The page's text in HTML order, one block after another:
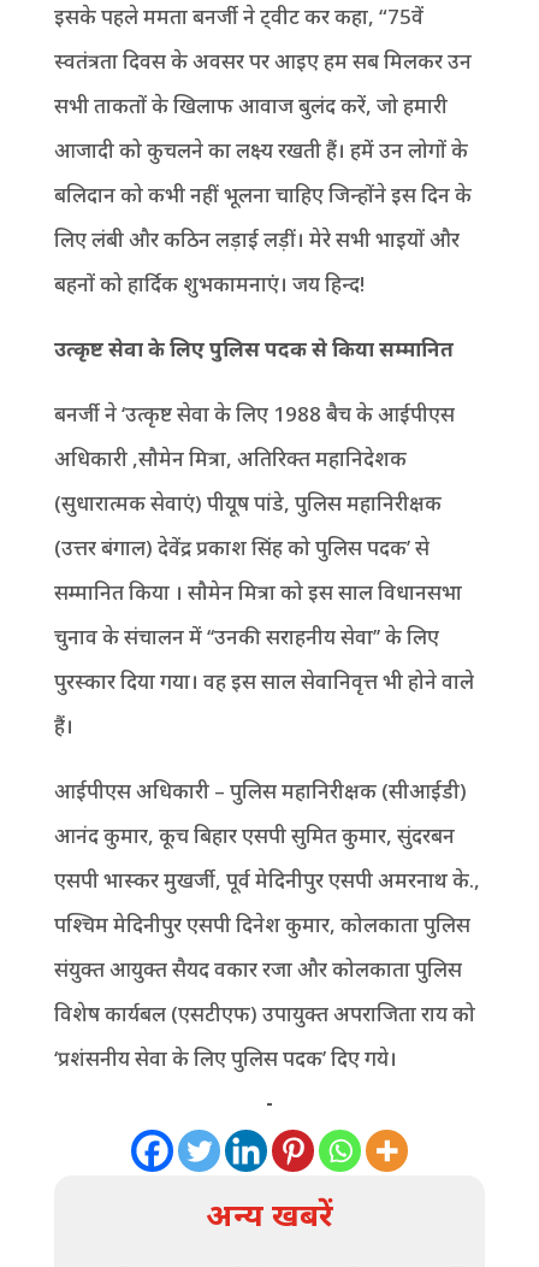
इसके पहले ममता बनर्जी ने ट्वीट कर कहा, “75वें
स्वतंत्रता दिवस के अवसर पर आइए हम सब मिलकर उन
सभी ताकतों के खिलाफ आवाज बुलंद करें, जो हमारी
आजादी को कुचलने का लक्ष्य रखती हैं। हमें उन लोगों के
बलिदान को कभी नहीं भूलना चाहिए जिन्होंने इस दिन के
लिए लंबी और कठिन लड़ाई लड़ीं। मेरे सभी भाइयों और
बहनों को हार्दिक शुभकामनाएं। जय हिन्द!
उत्कृष्ट सेवा के लिए पुलिस पदक से किया सम्मानित
बनर्जी ने ‘उत्कृष्ट सेवा के लिए 1988 बैच के आईपीएस
अधिकारी ,सौमेन मित्रा, अतिरिक्त महानिदेशक
(सुधारात्मक सेवाएं) पीयूष पांडे, पुलिस महानिरीक्षक
(उत्तर बंगाल) देवेंद्र प्रकाश सिंह को पुलिस पदक’ से
सम्मानित किया । सौमेन मित्रा को इस साल विधानसभा
चुनाव के संचालन में ‘‘उनकी सराहनीय सेवा’’ के लिए
पुरस्कार दिया गया। वह इस साल सेवानिवृत्त भी होने वाले
हैं।
आईपीएस अधिकारी – पुलिस महानिरीक्षक (सीआईडी)
आनंद कुमार, कूच बिहार एसपी सुमित कुमार, सुंदरबन
एसपी भास्कर मुखर्जी, पूर्व मेदिनीपुर एसपी अमरनाथ के.,
पश्चिम मेदिनीपुर एसपी दिनेश कुमार, कोलकाता पुलिस
संयुक्त आयुक्त सैयद वकार रजा और कोलकाता पुलिस
विशेष कार्यबल (एसटीएफ) उपायुक्त अपराजिता राय को
‘प्रशंसनीय सेवा के लिए पुलिस पदक’ दिए गये।
-
अन्य खबरें